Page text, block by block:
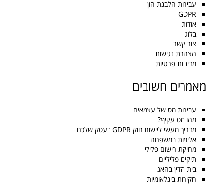
עבירות הלבנת הון
GDPR
אודות
בלוג
צור קשר
הצהרת נגישות
מדיניות פרטיות
מאמרים חשובים
עבירות מס של עצמאים
מהו מס עקיף?
מדריך מעשי ליישום חוק GDPR בעסק שלכם
אלימות במשפחה
מחיקת רישום פלילי
תיקים פליליים
בית הדין בהאג
חקירות בינלאומיות